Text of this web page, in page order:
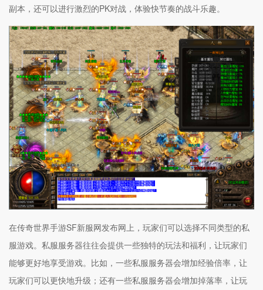
副本，还可以进行激烈的PK对战，体验快节奏的战斗乐趣。
在传奇世界手游SF新服网发布网上，玩家们可以选择不同类型的私
服游戏。私服服务器往往会提供一些独特的玩法和福利，让玩家们
能够更好地享受游戏。比如，一些私服服务器会增加经验倍率，让
玩家们可以更快地升级；还有一些私服服务器会增加掉落率，让玩